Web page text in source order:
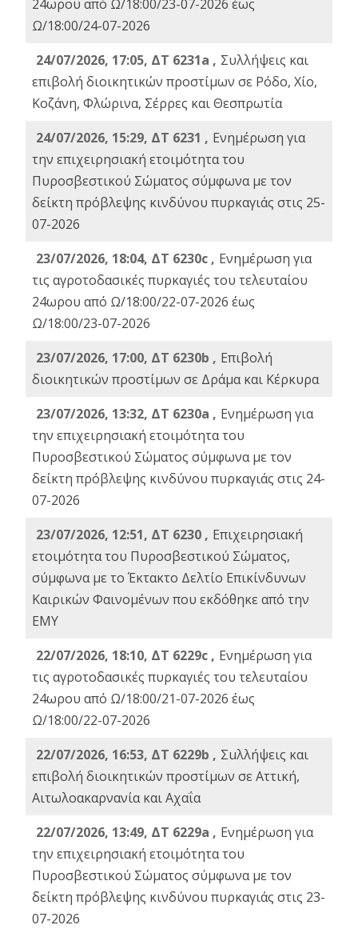
24ωρου από Ω/18:00/23-07-2026 έως
Ω/18:00/24-07-2026
24/07/2026, 17:05, ΔΤ 6231a , Συλλήψεις και
επιβολή διοικητικών προστίμων σε Ρόδο, Χίο,
Κοζάνη, Φλώρινα, Σέρρες και Θεσπρωτία
24/07/2026, 15:29, ΔΤ 6231 , Ενημέρωση για
την επιχειρησιακή ετοιμότητα του
Πυροσβεστικού Σώματος σύμφωνα με τον
δείκτη πρόβλεψης κινδύνου πυρκαγιάς στις 25-
07-2026
23/07/2026, 18:04, ΔΤ 6230c , Ενημέρωση για
τις αγροτοδασικές πυρκαγιές του τελευταίου
24ωρου από Ω/18:00/22-07-2026 έως
Ω/18:00/23-07-2026
23/07/2026, 17:00, ΔΤ 6230b , Επιβολή
διοικητικών προστίμων σε Δράμα και Κέρκυρα
23/07/2026, 13:32, ΔΤ 6230a , Ενημέρωση για
την επιχειρησιακή ετοιμότητα του
Πυροσβεστικού Σώματος σύμφωνα με τον
δείκτη πρόβλεψης κινδύνου πυρκαγιάς στις 24-
07-2026
23/07/2026, 12:51, ΔΤ 6230 , Επιχειρησιακή
ετοιμότητα του Πυροσβεστικού Σώματος,
σύμφωνα με το Έκτακτο Δελτίο Επικίνδυνων
Καιρικών Φαινομένων που εκδόθηκε από την
ΕΜΥ
22/07/2026, 18:10, ΔΤ 6229c , Ενημέρωση για
τις αγροτοδασικές πυρκαγιές του τελευταίου
24ωρου από Ω/18:00/21-07-2026 έως
Ω/18:00/22-07-2026
22/07/2026, 16:53, ΔΤ 6229b , Σuλλήψεις και
επιβολή διοικητικών προστίμων σε Αττική,
Αιτωλοακαρνανία και Αχαΐα
22/07/2026, 13:49, ΔΤ 6229a , Ενημέρωση για
την επιχειρησιακή ετοιμότητα του
Πυροσβεστικού Σώματος σύμφωνα με τον
δείκτη πρόβλεψης κινδύνου πυρκαγιάς στις 23-
07-2026